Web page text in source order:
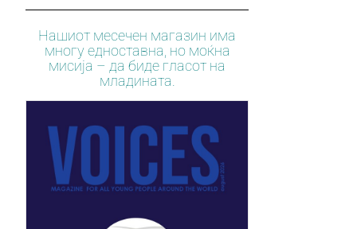
Нашиот месечен магазин има
многу едноставна, но моќна
мисија – да биде гласот на
младината.